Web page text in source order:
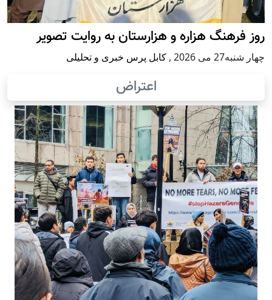
روز فرهنگ هزاره و هزارستان به روایت تصویر
چهار شنبه27 می 2026 , کابل پرس خبری و تحلیلی
اعتراض